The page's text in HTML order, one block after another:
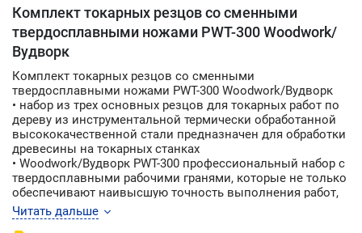
Комплект токарных резцов со сменными
твердосплавными ножами PWT-300 Woodwork/
Вудворк
Комплект токарных резцов со сменными
твердосплавными ножами PWT-300 Woodwork/Вудворк
• набор из трех основных резцов для токарных работ по
дереву из инструментальной термически обработанной
высококачественной стали предназначен для обработки
древесины на токарных станках
• Woodwork/Вудворк PWT-300 профессиональный набор с
твердосплавными рабочими гранями, которые не только
обеспечивают наивысшую точность выполнения работ,
но и обладают длительным сроком службы
• возможность менять рабочий сегмент значительно
Читать дальше